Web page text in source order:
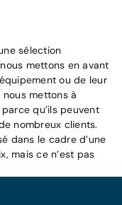
sélection
mettons en avant
ou de leur
mettons à
qu’ils peuvent
nombreux clients.
dans le cadre d’une
mais ce n’est pas